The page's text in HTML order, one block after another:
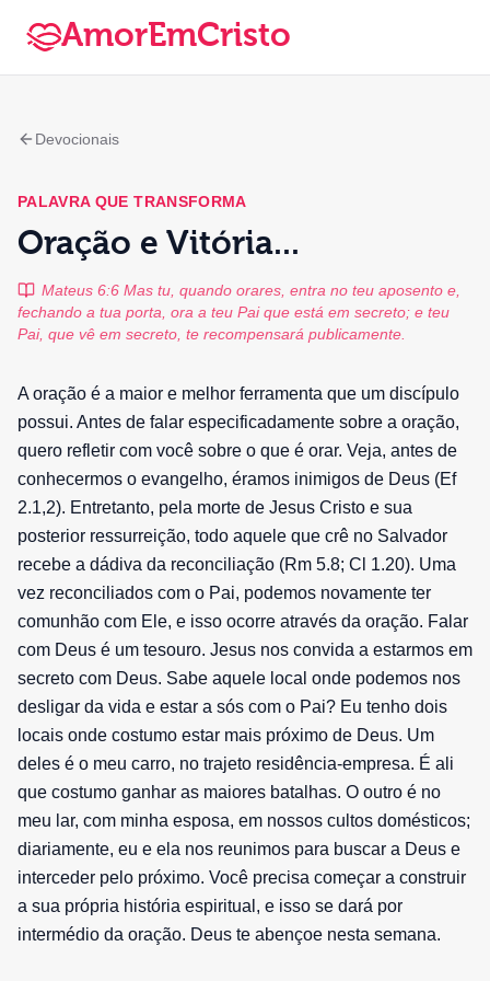
AmorEmCristo
Devocionais
PALAVRA QUE TRANSFORMA
Oração e Vitória...
Mateus 6:6 Mas tu, quando orares, entra no teu aposento e,
fechando a tua porta, ora a teu Pai que está em secreto; e teu
Pai, que vê em secreto, te recompensará publicamente.
A oração é a maior e melhor ferramenta que um discípulo
possui. Antes de falar especificadamente sobre a oração,
quero refletir com você sobre o que é orar. Veja, antes de
conhecermos o evangelho, éramos inimigos de Deus (Ef
2.1,2). Entretanto, pela morte de Jesus Cristo e sua
posterior ressurreição, todo aquele que crê no Salvador
recebe a dádiva da reconciliação (Rm 5.8; Cl 1.20). Uma
vez reconciliados com o Pai, podemos novamente ter
comunhão com Ele, e isso ocorre através da oração. Falar
com Deus é um tesouro. Jesus nos convida a estarmos em
secreto com Deus. Sabe aquele local onde podemos nos
desligar da vida e estar a sós com o Pai? Eu tenho dois
locais onde costumo estar mais próximo de Deus. Um
deles é o meu carro, no trajeto residência-empresa. É ali
que costumo ganhar as maiores batalhas. O outro é no
meu lar, com minha esposa, em nossos cultos domésticos;
diariamente, eu e ela nos reunimos para buscar a Deus e
interceder pelo próximo. Você precisa começar a construir
a sua própria história espiritual, e isso se dará por
intermédio da oração. Deus te abençoe nesta semana.